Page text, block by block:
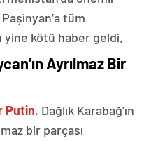
tüm
yine kötü haber geldi.
Ayrılmaz Bir
Putin, Dağlık Karabağ’ın
bir parçası